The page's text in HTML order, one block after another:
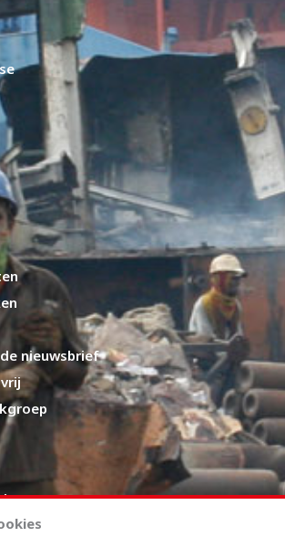
nieuwsbrief